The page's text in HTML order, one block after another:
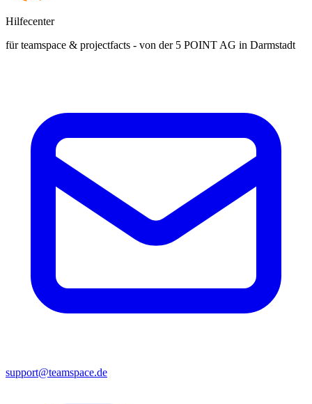
Hilfecenter
für teamspace & projectfacts - von der 5 POINT AG in Darmstadt
support@teamspace.de